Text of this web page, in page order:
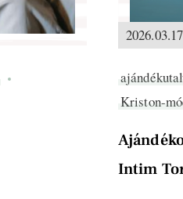
Kriston-
Intim